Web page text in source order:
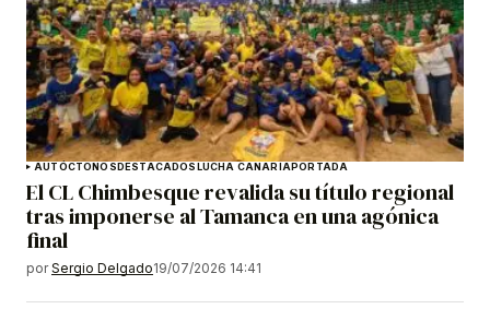
AUTÓCTONOSDESTACADOSLUCHA CANARIAPORTADA
El CL Chimbesque revalida su título regional
tras imponerse al Tamanca en una agónica
final
por Sergio Delgado19/07/2026 14:41